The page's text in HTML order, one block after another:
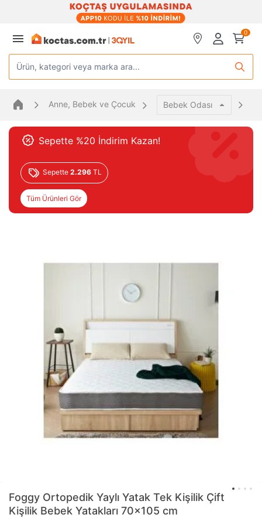
0
Ürün, kategori veya marka ara...
Anne, Bebek ve Çocuk Bebek Odası
Sepette %20 İndirim Kazan!
Sepette 2.296 TL
Tüm Ürünleri Gör
Foggy Ortopedik Yaylı Yatak Tek Kişilik Çift
Kişilik Bebek Yatakları 70x105 cm